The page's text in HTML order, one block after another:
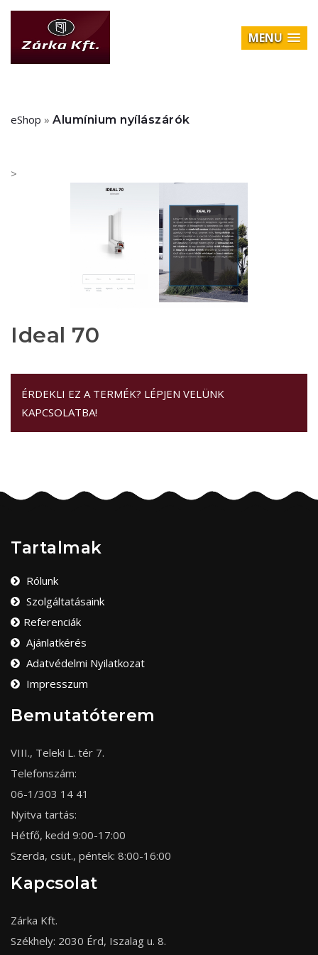
MENU
eShop » Alumínium nyílászárók
>
Ideal 70
ÉRDEKLI EZ A TERMÉK? LÉPJEN VELÜNK
KAPCSOLATBA!
Tartalmak
Rólunk
Szolgáltatásaink
Referenciák
Ajánlatkérés
Adatvédelmi Nyilatkozat
Impresszum
Bemutatóterem
VIII., Teleki L. tér 7.
Telefonszám:
06-1/303 14 41
Nyitva tartás:
Hétfő, kedd 9:00-17:00
Szerda, csüt., péntek: 8:00-16:00
Kapcsolat
Zárka Kft.
Székhely: 2030 Érd, Iszalag u. 8.